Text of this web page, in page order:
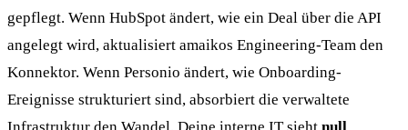
gepflegt. Wenn HubSpot ändert, wie ein Deal über die API
angelegt wird, aktualisiert amaikos Engineering-Team den
Konnektor. Wenn Personio ändert, wie Onboarding-
Ereignisse strukturiert sind, absorbiert die verwaltete